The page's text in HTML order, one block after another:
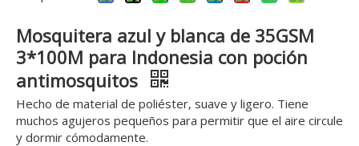
Mosquitera azul y blanca de 35GSM
3*100M para Indonesia con poción
antimosquitos
Hecho de material de poliéster, suave y ligero. Tiene
muchos agujeros pequeños para permitir que el aire circule
y dormir cómodamente.